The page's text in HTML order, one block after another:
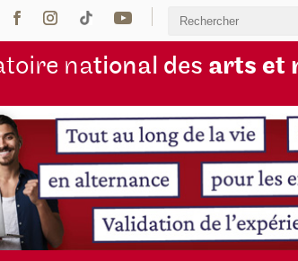
national des arts et